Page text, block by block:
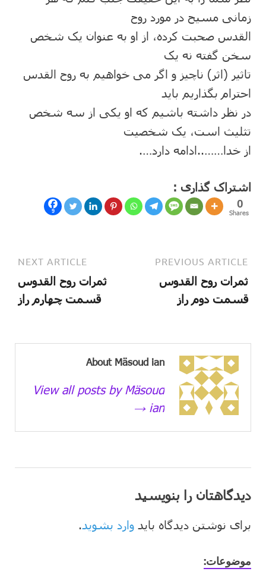
زمانی مسیح در مورد روح
القدس صحبت کرده، از او به عنوان یک شخص
سخن گفته نه یک
تاثیر (اثر) ناچیز و اگر می خواھیم به روح القدس
احترام بگذاریم باید
در نظر داشته باشیم که او یکی از سه شخص
تثلیث است، یک شخصیت
از خدا……..ادامه دارد….
اشتراک گذاری :
9
0
Shares
PREVIOUS ARTICLE
ثمرات روح القدوس
قسمت دوم راز
NEXT ARTICLE
ثمرات روح القدوس
قسمت چهارم راز
About Mäsoud ian
View all posts by Mäsoud
ian →
دیدگاهتان را بنویسید
برای نوشتن دیدگاه باید وارد بشوید.
موضوعات: